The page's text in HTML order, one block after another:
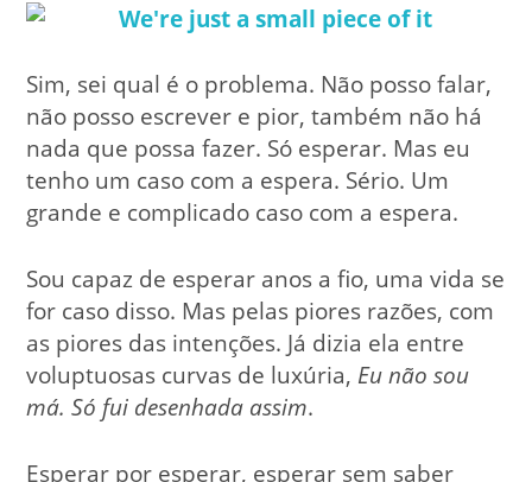
Sim, sei qual é o problema. Não posso falar,
não posso escrever e pior, também não há
nada que possa fazer. Só esperar. Mas eu
tenho um caso com a espera. Sério. Um
grande e complicado caso com a espera.
Sou capaz de esperar anos a fio, uma vida se
for caso disso. Mas pelas piores razões, com
as piores das intenções. Já dizia ela entre
voluptuosas curvas de luxúria, Eu não sou
má. Só fui desenhada assim.
Esperar por esperar, esperar sem saber